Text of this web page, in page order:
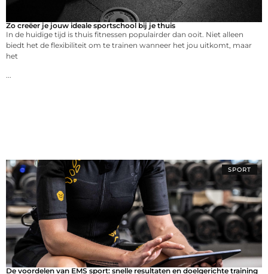
Zo creëer je jouw ideale sportschool bij je thuis
In de huidige tijd is thuis fitnessen populairder dan ooit. Niet alleen
biedt het de flexibiliteit om te trainen wanneer het jou uitkomt, maar
het
...
SPORT
De voordelen van EMS sport: snelle resultaten en doelgerichte training